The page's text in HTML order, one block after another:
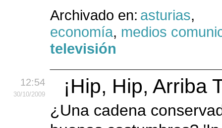
Archivado en: asturias,
economía, medios
televisión
12:54
30/10/2009 ¡Hip, Hip, Arriba
¿Una cadena